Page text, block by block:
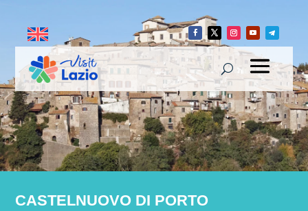
CASTELNUOVO DI PORTO